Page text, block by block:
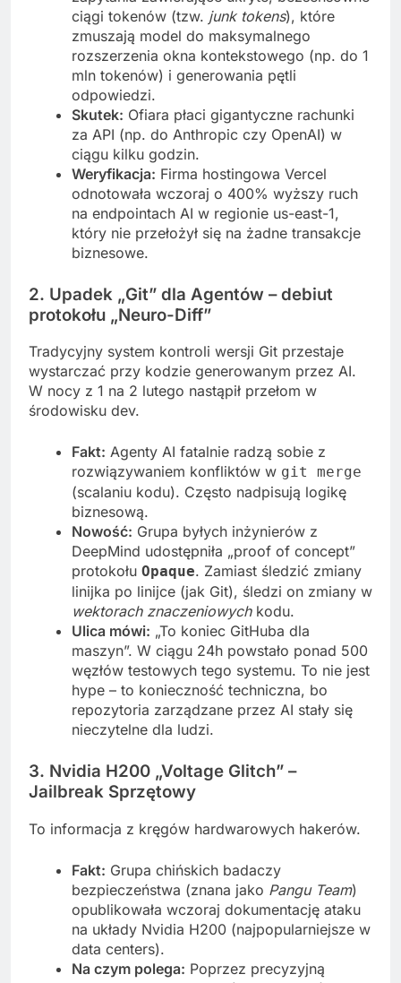
ciągi tokenów (tzw. junk tokens), które
zmuszają model do maksymalnego
rozszerzenia okna kontekstowego (np. do 1
mln tokenów) i generowania pętli
odpowiedzi.
Skutek: Ofiara płaci gigantyczne rachunki
za API (np. do Anthropic czy OpenAI) w
ciągu kilku godzin.
Weryfikacja: Firma hostingowa Vercel
odnotowała wczoraj o 400% wyższy ruch
na endpointach AI w regionie us-east-1,
który nie przełożył się na żadne transakcje
biznesowe.
2. Upadek „Git” dla Agentów – debiut
protokołu „Neuro-Diff”
Tradycyjny system kontroli wersji Git przestaje
wystarczać przy kodzie generowanym przez AI.
W nocy z 1 na 2 lutego nastąpił przełom w
środowisku dev.
Fakt: Agenty AI fatalnie radzą sobie z
rozwiązywaniem konfliktów w git merge
(scalaniu kodu). Często nadpisują logikę
biznesową.
Nowość: Grupa byłych inżynierów z
DeepMind udostępniła „proof of concept”
protokołu Opaque. Zamiast śledzić zmiany
linijka po linijce (jak Git), śledzi on zmiany w
wektorach znaczeniowychkodu.
Ulica mówi: „To koniec GitHuba dla
maszyn”. W ciągu 24h powstało ponad 500
węzłów testowych tego systemu. To nie jest
hype – to konieczność techniczna, bo
repozytoria zarządzane przez AI stały się
nieczytelne dla ludzi.
3. Nvidia H200 „Voltage Glitch” –
Jailbreak Sprzętowy
To informacja z kręgów hardwarowych hakerów.
Fakt: Grupa chińskich badaczy
bezpieczeństwa (znana jako Pangu Team)
opublikowała wczoraj dokumentację ataku
na układy Nvidia H200 (najpopularniejsze w
data centers).
Na czym polega: Poprzez precyzyjną